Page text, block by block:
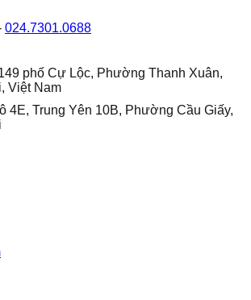
024.7301.0688
phố Cự Lộc, Phường Thanh Xuân,
Việt Nam
4E, Trung Yên 10B, Phường Cầu Giấy,